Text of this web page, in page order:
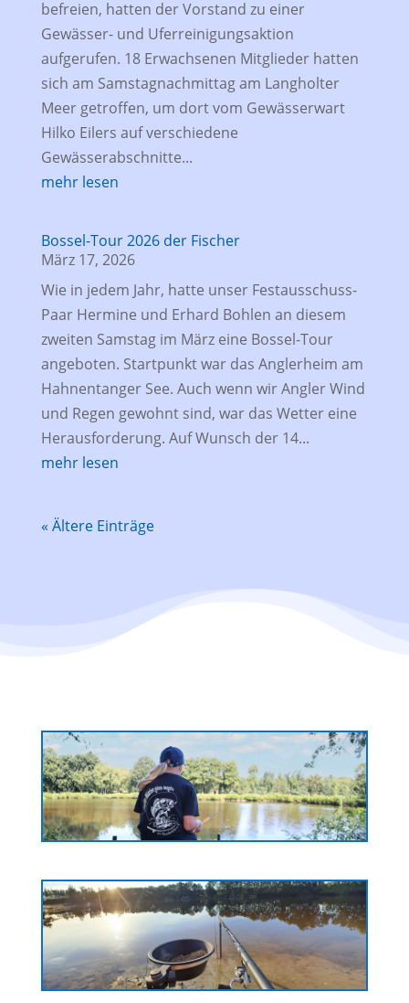
befreien, hatten der Vorstand zu einer
Gewässer- und Uferreinigungsaktion
aufgerufen. 18 Erwachsenen Mitglieder hatten
sich am Samstagnachmittag am Langholter
Meer getroffen, um dort vom Gewässerwart
Hilko Eilers auf verschiedene
Gewässerabschnitte...
mehr lesen
Bossel-Tour 2026 der Fischer
März 17, 2026
Wie in jedem Jahr, hatte unser Festausschuss-
Paar Hermine und Erhard Bohlen an diesem
zweiten Samstag im März eine Bossel-Tour
angeboten. Startpunkt war das Anglerheim am
Hahnentanger See. Auch wenn wir Angler Wind
und Regen gewohnt sind, war das Wetter eine
Herausforderung. Auf Wunsch der 14...
mehr lesen
« Ältere Einträge